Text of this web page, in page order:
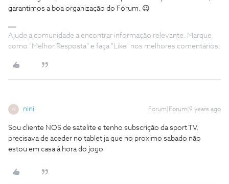
garantimos a boa organização do Fórum. 😉
Ajude a comunidade a encontrar informação relevante. Marque
como "Melhor Resposta" e faça "Like" nos melhores comentários.
N nini Forum|Forum|9 years ago
Sou cliente NOS de satelite e tenho subscrição da sport TV,
precisava de aceder no tablet ja que no proximo sabado não
estou em casa à hora do jogo